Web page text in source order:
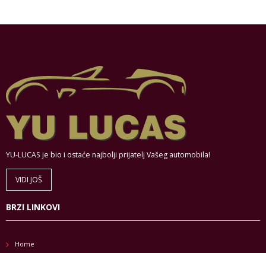
YU-LUCAS je bio i ostaće najbolji prijatelj Vašeg automobila!
VIDI JOŠ
BRZI LINKOVI
Home